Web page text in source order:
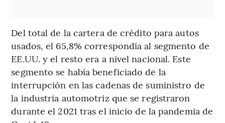
Del total de la cartera de crédito para autos
usados, el 65,8% correspondía al segmento de
EE.UU. y el resto era a nivel nacional. Este
segmento se había beneficiado de la
interrupción en las cadenas de suministro de
la industria automotriz que se registraron
durante el 2021 tras el inicio de la pandemia de